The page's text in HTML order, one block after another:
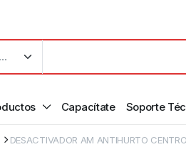
Capacítate Soporte
DESACTIVADOR AM ANTIHURTO